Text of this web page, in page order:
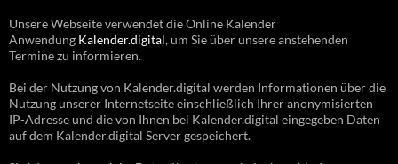
Unsere Webseite verwendet die Online Kalender
Anwendung Kalender.digital, um Sie über unsere anstehenden
Termine zu informieren.
Bei der Nutzung von Kalender.digital werden Informationen über die
Nutzung unserer Internetseite einschließlich Ihrer anonymisierten
IP-Adresse und die von Ihnen bei Kalender.digital eingegeben Daten
auf dem Kalender.digital Server gespeichert.